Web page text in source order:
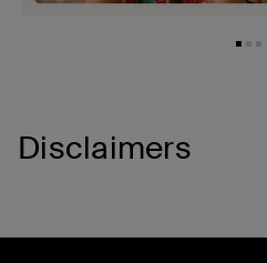
Disclaimers